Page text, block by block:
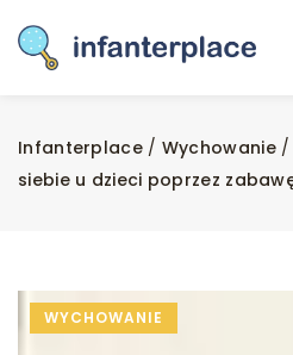
Infanterplace/ Wychowanie/
siebie u dzieci poprzez
WYCHOWANIE